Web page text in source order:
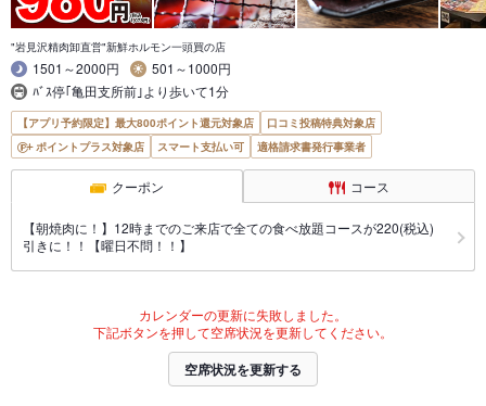
"岩見沢精肉卸直営"新鮮ホルモン一頭買の店
1501～2000円
501～1000円
ﾊﾞｽ停｢亀田支所前｣より歩いて1分
【アプリ予約限定】最大800ポイント還元対象店
口コミ投稿特典対象店
ポイントプラス対象店
スマート支払い可 適格請求書発行事業者
クーポン コース
【朝焼肉に！】12時までのご来店で全ての食べ放題コースが220(税込)
引きに！！【曜日不問！！】
カレンダーの更新に失敗しました。
下記ボタンを押して空席状況を更新してください。
空席状況を更新する